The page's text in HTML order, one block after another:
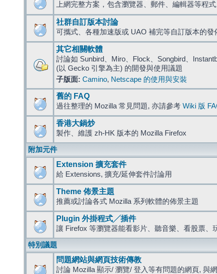
上網完整方案，包含瀏覽器、郵件、編輯器等程
社群自訂版本討論
可攜式、各種加速版或 UAO 補完等自訂版本的發
其它相關軟體
討論如 Sunbird、Miro、Flock、Songbird、
(以 Gecko 引擎為主) 的開發與使用議題
子版面: Camino, Netscape 的使用與安裝
舊的 FAQ
過往整理的 Mozilla 常見問題, 亦請參考 Wiki 版
香港大鍋炒
製作、維護 zh-HK 版本的 Mozilla Firefox
附加元件
Extension 擴充套件
給 Extensions, 擴充/延伸套件討論用
Theme 佈景主題
推薦或討論各式 Mozilla 系列軟體的佈景主題
Plugin 外掛程式╱插件
讓 Firefox 等瀏覽器能看影片、聽音樂、看股票、
特別議題
問題網站與網頁技術傳教
討論 Mozilla 顯示/ 瀏覽/ 登入等有問題的網頁, 與